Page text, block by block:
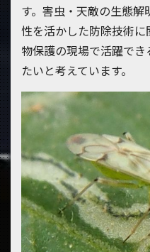
す。害虫・天敵の生態
性を活かした防除技術
物保護の現場で活躍で
たいと考えています。